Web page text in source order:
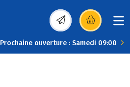
(s’ouvre dans une
Prochaine ouverture : Samedi 09:00